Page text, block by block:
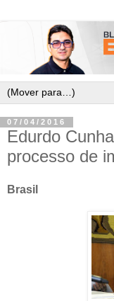
07/04/2016
Edurdo
processo de
Brasil